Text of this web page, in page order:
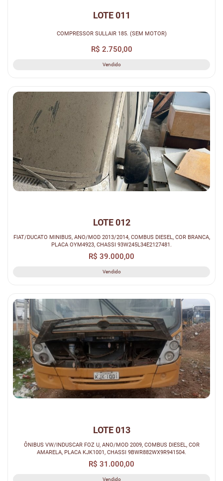
LOTE 011
COMPRESSOR SULLAIR 185. (SEM MOTOR)
R$ 2.750,00
Vendido
LOTE 012
FIAT/DUCATO MINIBUS, ANO/MOD 2013/2014, COMBUS DIESEL, COR BRANCA,
PLACA OYM4923, CHASSI 93W245L34E2127481.
R$ 39.000,00
Vendido
LOTE 013
ÔNIBUS VW/INDUSCAR FOZ U, ANO/MOD 2009, COMBUS DIESEL, COR
AMARELA, PLACA KJK1001, CHASSI 9BWR882WX9R941504.
R$ 31.000,00
Vendido